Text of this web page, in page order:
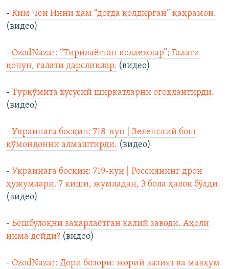
- Ким Чен Инни ҳам “доғда қолдирган” қаҳрамон.
(видео)
- OzodNazar: “Тирилаётган коллежлар”; Ғалати
қонун, ғалати дарсликлар. (видео)
- Турқўмита хусусий ширкатларни огоҳлантирди.
(видео)
- Украинага босқин: 718-кун | Зеленский бош
қўмондонни алмаштирди. (видео)
- Украинага босқин: 719-кун | Россиянинг дрон
ҳужумлари. 7 киши, жумладан, 3 бола ҳалок бўлди.
(видео)
- Бешбулоқни заҳарлаётган калий заводи. Аҳоли
нима дейди? (видео)
- OzodNazar: Дори бозори: жорий вазият ва мавҳум